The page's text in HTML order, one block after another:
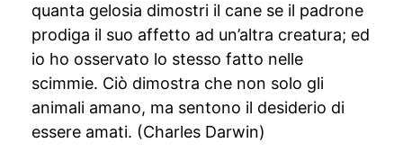
quanta gelosia dimostri il cane se il padrone
prodiga il suo affetto ad un’altra creatura; ed
io ho osservato lo stesso fatto nelle
scimmie. Ciò dimostra che non solo gli
animali amano, ma sentono il desiderio di
essere amati. (Charles Darwin)